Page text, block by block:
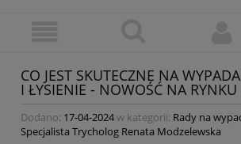
CO JEST SKUTECZNE NA
I ŁYSIENIE - NOWOŚĆ NA RYNKU
Dodano: 17-04-2024w kategorii: Rady na
Specjalista Trycholog Renata Modzelewska